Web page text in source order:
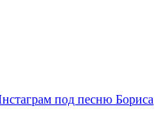
под песню Бориса